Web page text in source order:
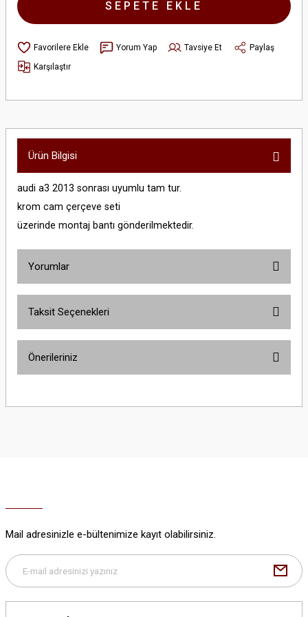
SEPETE EKLE
Yorum Yap Tavsiye Et
Paylaş
Karşılaştır
Ürün Bilgisi
​audi a3 2013 sonrası uyumlu tam tur.
krom cam çerçeve seti
üzerinde montaj bantı gönderilmektedir.
Yorumlar
Taksit Seçenekleri
Önerileriniz
yetersiz gördüğünüz noktaları öneri formunu kullanarak tarafımıza
Bu ürüne benzer farklı alternatifler olmalı.
Mail adresinizle e-bültenimize kayıt olabilirsiniz.